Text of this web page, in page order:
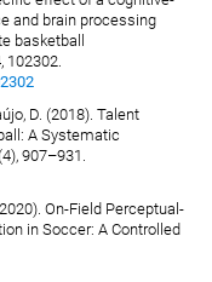
and brain processing
basketball
102302.
D. (2018). Talent
A Systematic
907–931.
On-Field Perceptual-
in Soccer: A Controlled